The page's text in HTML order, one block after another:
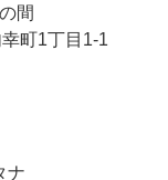
間
町1丁目1-1
ナ